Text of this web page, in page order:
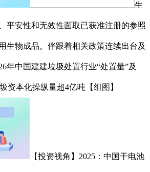
生
平安性和无效性面取已获准注册的参照
生物成品。伴跟着相关政策连续出台及
年中国建建垃圾处置行业“处置量”及
资本化操纵量超4亿吨【组图】
【投资视角】2025：中国干电池